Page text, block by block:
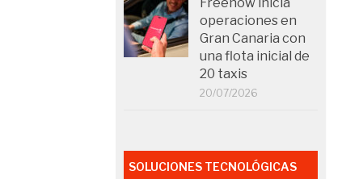
operaciones en
Gran Canaria con
una flota inicial de
20 taxis
20/07/2026
SOLUCIONES TECNOLÓGICAS